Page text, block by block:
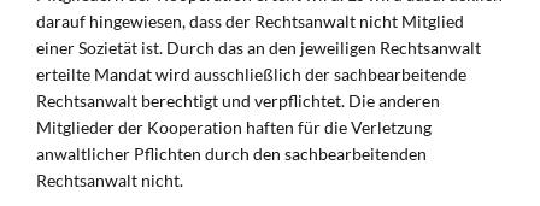
darauf hingewiesen, dass der Rechtsanwalt nicht Mitglied
einer Sozietät ist. Durch das an den jeweiligen Rechtsanwalt
erteilte Mandat wird ausschließlich der sachbearbeitende
Rechtsanwalt berechtigt und verpflichtet. Die anderen
Mitglieder der Kooperation haften für die Verletzung
anwaltlicher Pflichten durch den sachbearbeitenden
Rechtsanwalt nicht.